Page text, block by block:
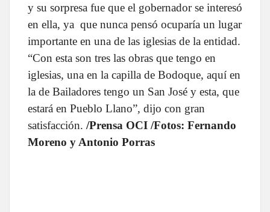
y su sorpresa fue que el gobernador se interesó
en ella, ya que nunca pensó ocuparía un lugar
importante en una de las iglesias de la entidad.
“Con esta son tres las obras que tengo en
iglesias, una en la capilla de Bodoque, aquí en
la de Bailadores tengo un San José y esta, que
estará en Pueblo Llano”, dijo con gran
satisfacción. /Prensa OCI /Fotos: Fernando
Moreno y Antonio Porras